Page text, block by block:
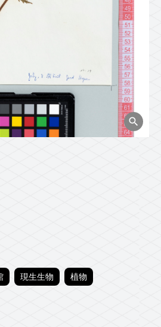
現生生物 植物